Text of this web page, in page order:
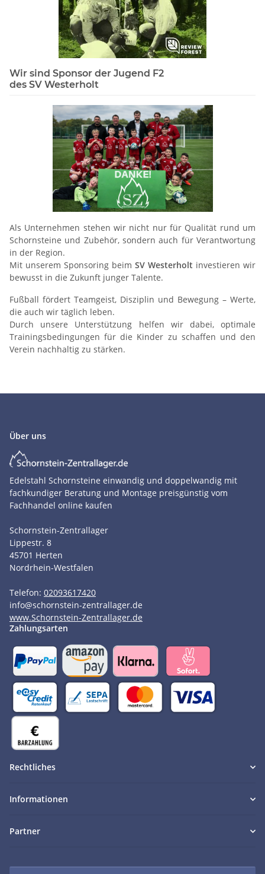
Wir sind Sponsor der Jugend F2
des SV Westerholt
Als Unternehmen stehen wir nicht nur für Qualität rund um
Schornsteine und Zubehör, sondern auch für Verantwortung
in der Region.
Mit unserem Sponsoring beim SV Westerholt investieren wir
bewusst in die Zukunft junger Talente.
Fußball fördert Teamgeist, Disziplin und Bewegung – Werte,
die auch wir täglich leben.
Durch unsere Unterstützung helfen wir dabei, optimale
Trainingsbedingungen für die Kinder zu schaffen und den
Verein nachhaltig zu stärken.
Über uns
Edelstahl Schornsteine einwandig und doppelwandig mit
fachkundiger Beratung und Montage preisgünstig vom
Fachhandel online kaufen
Schornstein-Zentrallager
Lippestr. 8
45701 Herten
Nordrhein-Westfalen
Telefon: 02093617420
info@schornstein-zentrallager.de
www.Schornstein-Zentrallager.de
Zahlungsarten
Rechtliches
Informationen
Partner